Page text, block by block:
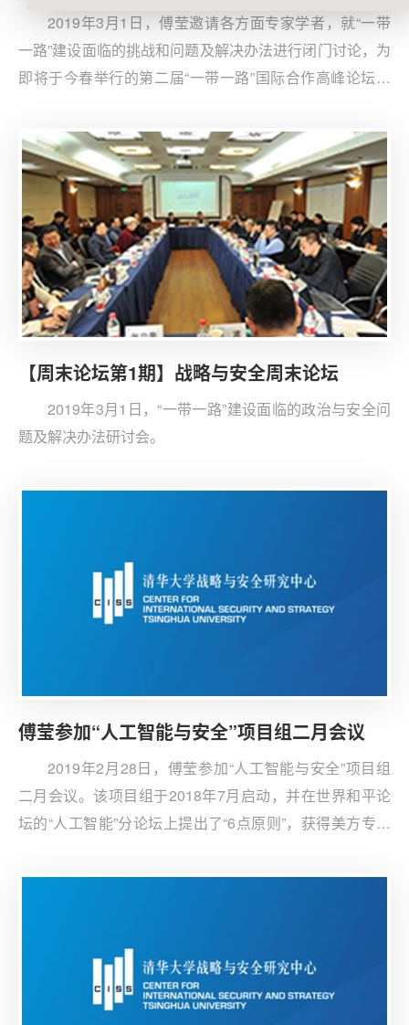
2019年3月1日，傅莹邀请各方面专家学者，就“一带
一路”建设面临的挑战和问题及解决办法进行闭门讨论，为
即将于今春举行的第二届“一带一路”国际合作高峰论坛建
展，重点梳理和归纳了“一带一路”建设面临的挑战和需要
解决的问题。与会专家提出了建设性的意见，并认为，面
对挑战和风险，中国要保持信心、稳步发展。
【周末论坛第1期】战略与安全周末论坛
2019年3月1日，“一带一路”建设面临的政治与安全问
题及解决办法研讨会。
傅莹参加“人工智能与安全”项目组二月会议
2019年2月28日，傅莹参加“人工智能与安全”项目组
二月会议。该项目组于2018年7月启动，并在世界和平论
坛的“人工智能”分论坛上提出了“6点原则”，获得美方专家
态度，并就人工智能的技术发展、规范、大众传播等发表